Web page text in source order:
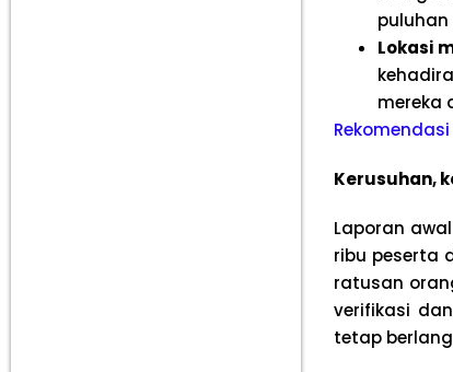
puluhan
Lokasi
mereka
Kerusuhan,
Laporan
ribu peserta
ratusan
verifikasi
tetap